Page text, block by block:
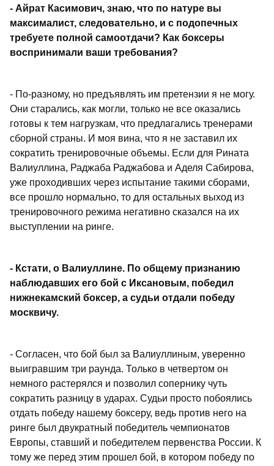
- Айрат Касимович, знаю, что по натуре вы
максималист, следовательно, и с подопечных
требуете полной самоотдачи? Как боксеры
воспринимали ваши требования?
- По-разному, но предъявлять им претензии я не могу.
Они старались, как могли, только не все оказались
готовы к тем нагрузкам, что предлагались тренерами
сборной страны. И моя вина, что я не заставил их
сократить тренировочные объемы. Если для Рината
Валиуллина, Раджаба Раджабова и Аделя Сабирова,
уже проходивших через испытание такими сборами,
все прошло нормально, то для остальных выход из
тренировочного режима негативно сказался на их
выступлении на ринге.
- Кстати, о Валиуллине. По общему признанию
наблюдавших его бой с Иксановым, победил
нижнекамский боксер, а судьи отдали победу
москвичу.
- Согласен, что бой был за Валиуллиным, уверенно
выигравшим три раунда. Только в четвертом он
немного растерялся и позволил сопернику чуть
сократить разницу в ударах. Судьи просто побоялись
отдать победу нашему боксеру, ведь против него на
ринге был двукратный победитель чемпионатов
Европы, ставший и победителем первенства России. К
тому же перед этим прошел бой, в котором победу по